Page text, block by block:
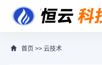
首页 >> 云技术